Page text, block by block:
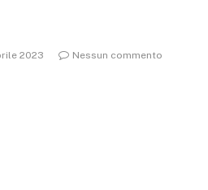
2023
Nessun commento